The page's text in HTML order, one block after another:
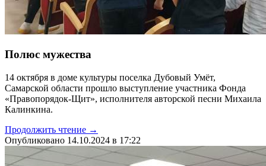
Полюс мужества
14 октября в доме культуры поселка Дубовый Умёт,
Самарской области прошло выступление участника Фонда
«Правопорядок-Щит», исполнителя авторской песни Михаила
Калинкина.
Продолжить чтение →
Опубликовано 14.10.2024 в 17:22